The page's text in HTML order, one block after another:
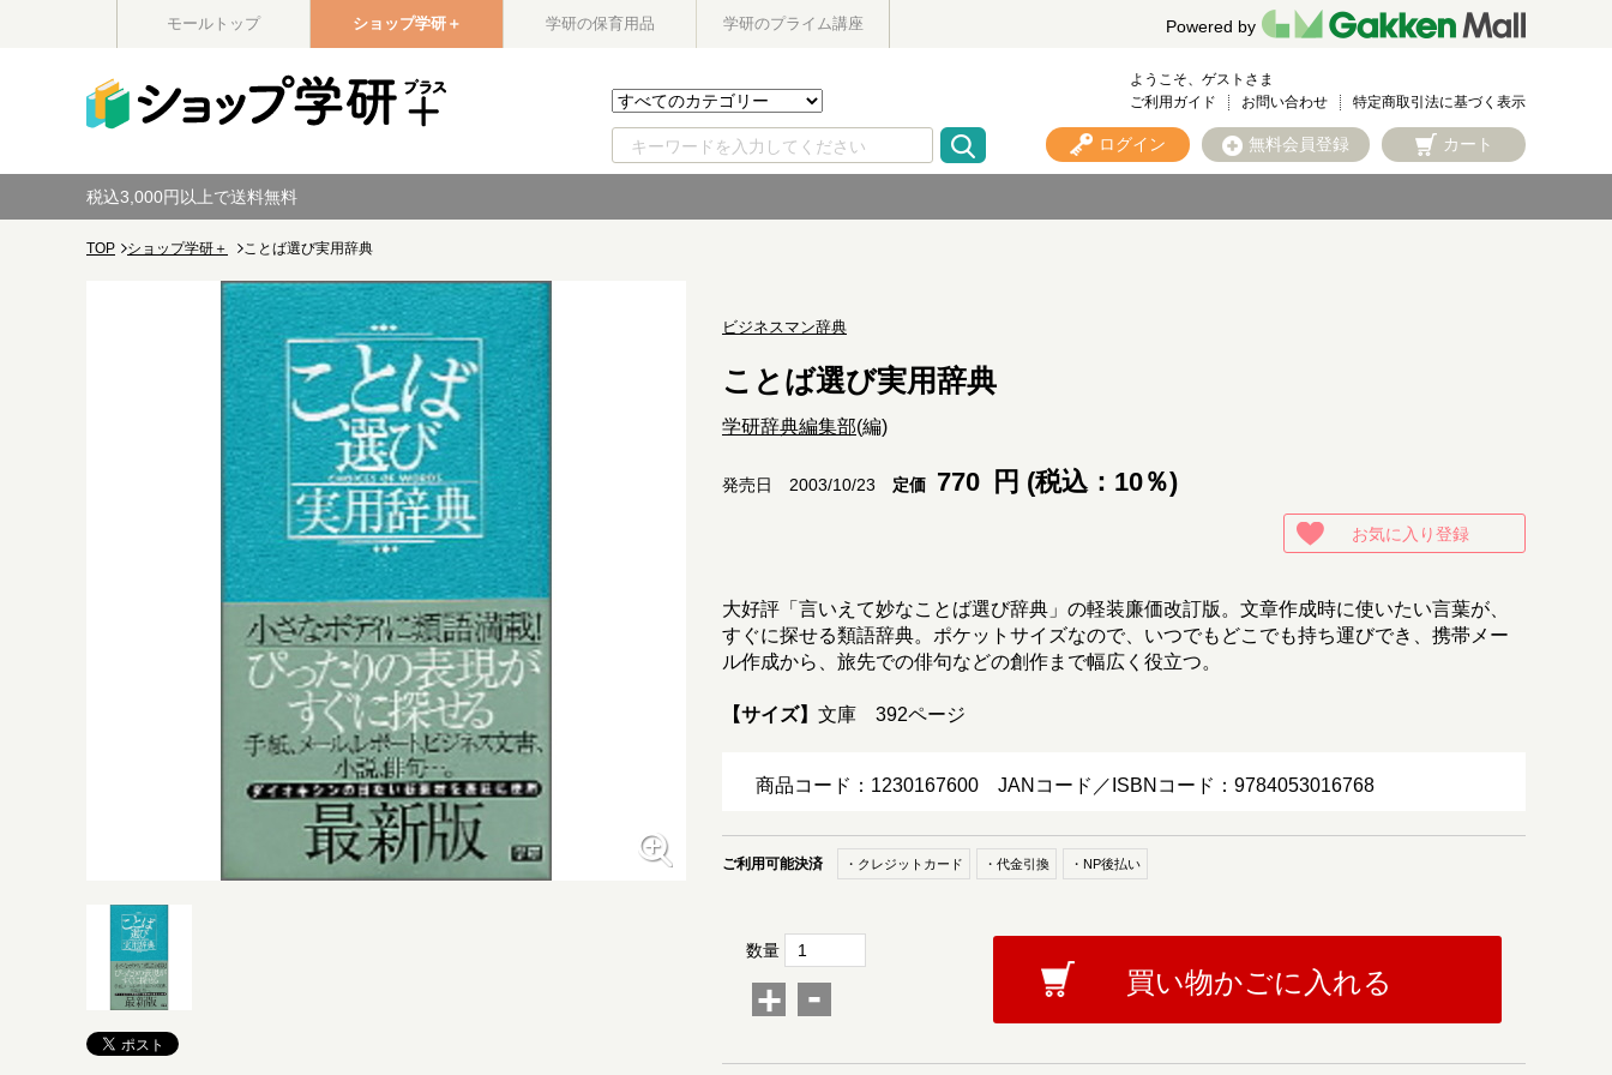
モールトップ ショップ学研＋ 学研の保育用品 学研のプライム講座 Powered by
ようこそ、ゲストさま
ご利用ガイド
お問い合わせ 特定商取引法に基づく表示
ログイン 無料会員登録 カート
税込3,000円以上で送料無料
TOP ショップ学研＋ ことば選び実用辞典
ビジネスマン辞典
ことば選び実用辞典
学研辞典編集部(編)
発売日 2003/10/23 定価 770 円 (税込：10％)
お気に入り登録
大好評「言いえて妙なことば選び辞典」の軽装廉価改訂版。文章作成時に使いたい言葉が、
すぐに探せる類語辞典。ポケットサイズなので、いつでもどこでも持ち運びでき、携帯メー
ル作成から、旅先での俳句などの創作まで幅広く役立つ。
【サイズ】 文庫 392ページ
商品コード：1230167600 JANコード／ISBNコード：9784053016768
ご利用可能決済 ・クレジットカード ・代金引換 ・NP後払い
数量
+ - 買い物かごに入れる